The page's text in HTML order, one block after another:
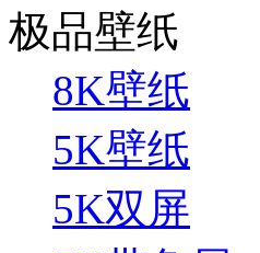
极品壁纸
8K壁纸
5K壁纸
5K双屏